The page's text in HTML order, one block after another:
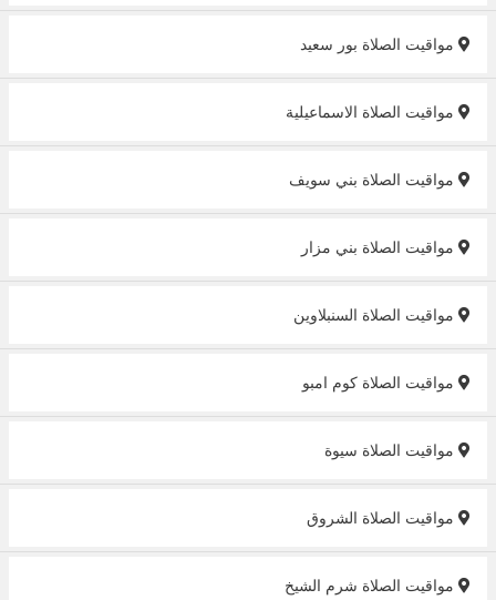
مواقيت الصلاة بور سعيد
مواقيت الصلاة الاسماعيلية
مواقيت الصلاة بني سويف
مواقيت الصلاة بني مزار
مواقيت الصلاة السنبلاوين
مواقيت الصلاة كوم امبو
مواقيت الصلاة سيوة
مواقيت الصلاة الشروق
مواقيت الصلاة شرم الشيخ